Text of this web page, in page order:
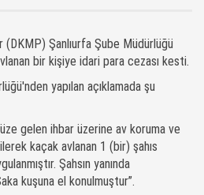
Şanlıurfa Şube Müdürlüğü
bir kişiye idari para cezası kesti.
yapılan açıklamada şu
gelen ihbar üzerine av koruma ve
kaçak avlanan 1 (bir) şahıs
Şahsın yanında
kuşuna el konulmuştur”.